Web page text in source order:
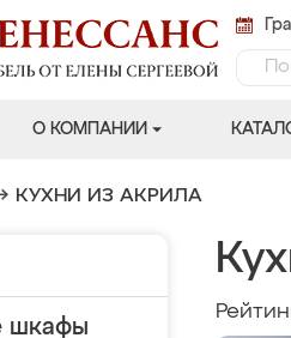
О КОМПАНИИ
КУХНИ ИЗ АКРИЛА
шкафы